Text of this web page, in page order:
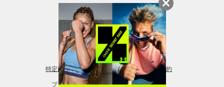
レギンス＆タイツ
特定商取引法に基づく通販の表記 会員規約
プライバシーポリシー